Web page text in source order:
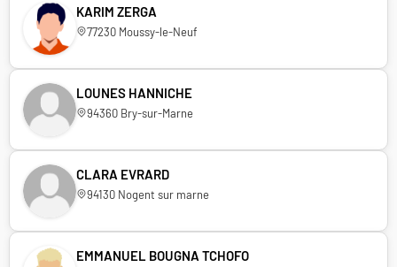
KARIM ZERGA
77230 Moussy-le-Neuf
LOUNES HANNICHE
94360 Bry-sur-Marne
CLARA EVRARD
94130 Nogent sur marne
EMMANUEL BOUGNA TCHOFO